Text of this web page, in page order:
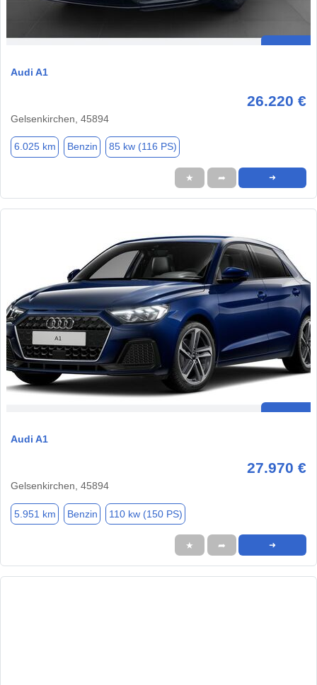
Audi A1
26.220 €
Gelsenkirchen, 45894
6.025 km Benzin 85 kw (116 PS)
★ ➦ ➜
Audi A1
27.970 €
Gelsenkirchen, 45894
5.951 km Benzin 110 kw (150 PS)
★ ➦ ➜